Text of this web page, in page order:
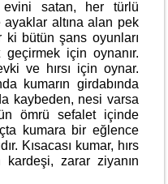
evini satan, her türlü
altına alan pek
ki bütün şans oyunları
için oynanır.
ve hırsı için oynar.
kumarın girdabında
kaybeden, nesi varsa
ömrü sefalet içinde
kumara bir eğlence
Kısacası kumar, hırs
zarar ziyanın